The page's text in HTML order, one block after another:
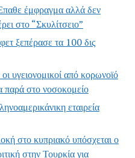
έμφραγμα αλλά δεν
στο “Σκυλίτσειο”
ξεπέρασε τα 100 δις
υγειονομικοί από κορωνοϊό
παρά στο νοσοκομείο
εταιρεία
στο κυπριακό υπόσχεται ο
στην Τουρκία για